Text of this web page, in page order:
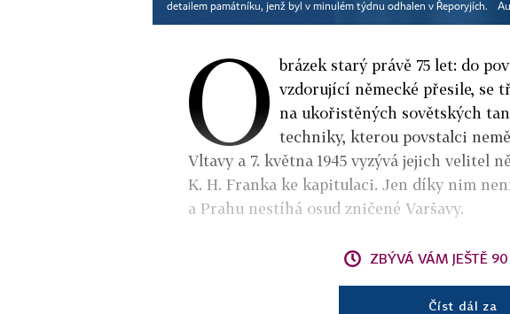
detailem památníku, jenž byl v minulém týdnu odhalen v Řeporyjích.
O brázek starý právě 75 let: do
vzdorující německé přesile, se
na ukořistěných sovětských
techniky, kterou povstalci
Vltavy a 7. května 1945 vyzývá jejich velitel
K. H. Franka ke kapitulaci. Jen díky nim
a Prahu nestíhá osud zničené Varšavy.
ZBÝVÁ VÁM JEŠTĚ
Číst dál za